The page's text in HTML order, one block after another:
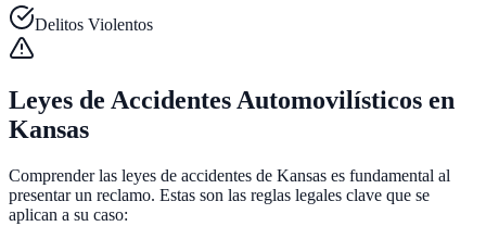
Delitos Violentos
Leyes de Accidentes Automovilísticos en
Kansas
Comprender las leyes de accidentes de Kansas es fundamental al
presentar un reclamo. Estas son las reglas legales clave que se
aplican a su caso: